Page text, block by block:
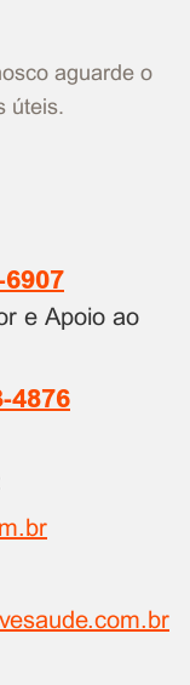
aguarde o
úteis.
6907
e Apoio ao
4876